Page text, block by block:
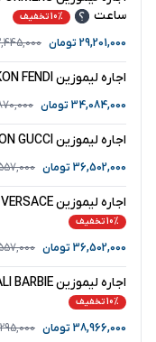
ساعت
10% تخفیف
29,201,000 تومان
اجاره لیموزین GMC YUKON FENDI - یک ساعت
34,084,000 تومان
اجاره لیموزین GMC YUKON GUCCI - یک ساعت
36,502,000 تومان
اجاره لیموزین INFINITI QX56 VERSACE - یک ساعت
10% تخفیف
36,502,000 تومان
اجاره لیموزین GMC YUKON DENALI BARBIE - یک ساعت
10% تخفیف
38,966,000 تومان